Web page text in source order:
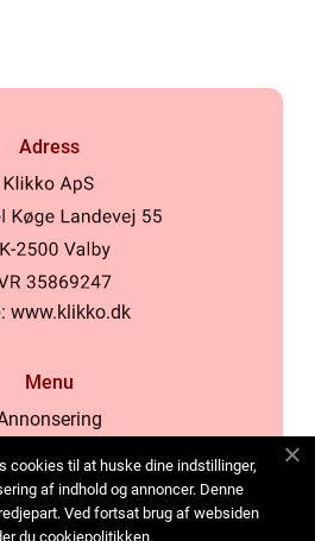
Adress
www.klikko.dk
Menu
Cookies
oss
cookies til at huske dine indstillinger,
af indhold og annoncer. Denne
Ved fortsat brug af websiden
du cookiepolitikken.